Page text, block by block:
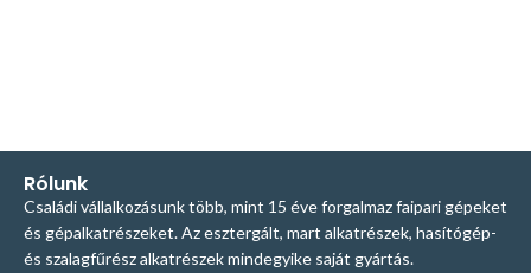
Rólunk
Családi vállalkozásunk több, mint 15 éve forgalmaz faipari gépeket
és gépalkatrészeket. Az esztergált, mart alkatrészek, hasítógép-
és szalagfűrész alkatrészek mindegyike saját gyártás.